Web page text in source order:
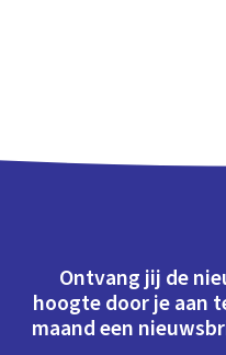
Ontvang jij de
hoogte door je aan
maand een